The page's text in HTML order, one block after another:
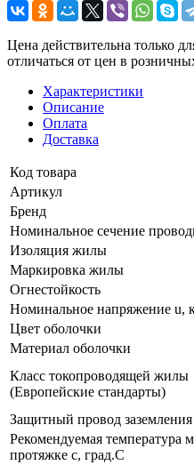
Цена действительна только
отличаться от цен в
Характеристики
Описание
Оплата
Доставка
Код товара
Артикул
Бренд
Номинальное сечение
Изоляция жилы
Маркировка жилы
Огнестойкость
Номинальное напряжение u,
Цвет оболочки
Материал оболочки
Класс токопроводящей жилы
(Европейские стандарты)
Защитный провод заземления
Рекомендуемая температура
протяжке с, град.C